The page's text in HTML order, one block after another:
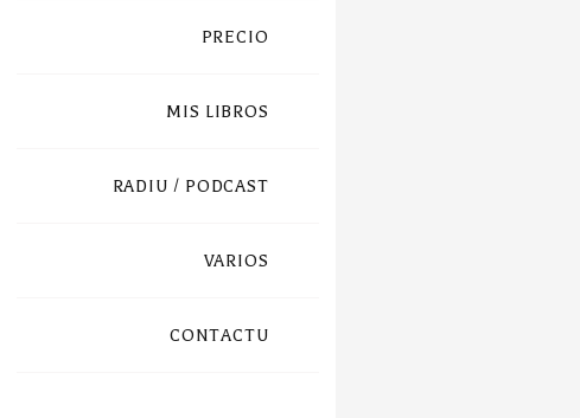
PRECIO
MIS LIBROS
RADIU / PODCAST
VARIOS
CONTACTU